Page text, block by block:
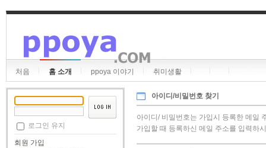
처음 홈 소개 ppoya 이야기 취미생활
로그인 유지
회원 가입
아이디/비밀번호 찾기
아이디/ 비밀번호는 가입시 등록한 메일
가입할 때 등록하신 메일 주소를 입력하